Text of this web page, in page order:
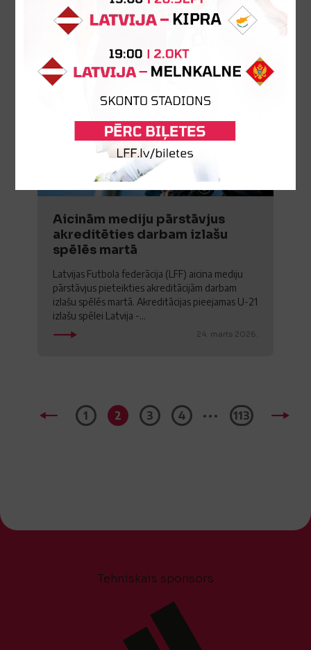
25. marts 2026.
24 MARTS
2026
Aicinām mediju pārstāvjus
akreditēties darbam izlašu
spēlēs martā
Latvijas Futbola federācija (LFF) aicina mediju
pārstāvjus pieteikties akreditācijām darbam
izlašu spēlēs martā. Akreditācijas pieejamas U-21
izlašu spēlei Latvija -...
24. marts 2026.
1 2 3 4 ... 113
Tehniskais sponsors